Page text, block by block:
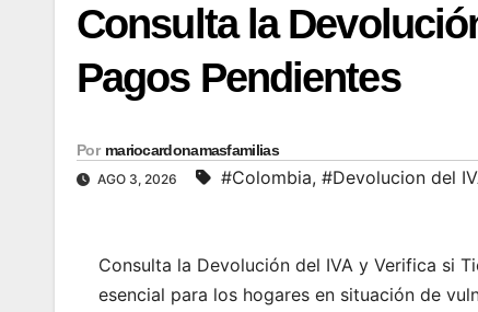
Consulta la
Pagos Pendientes
Por mariocardonamasfamilias
AGO 3, 2026 #Colombia, #Devolucion del
Consulta la Devolución del IVA y Verifica si
esencial para los hogares en situación de